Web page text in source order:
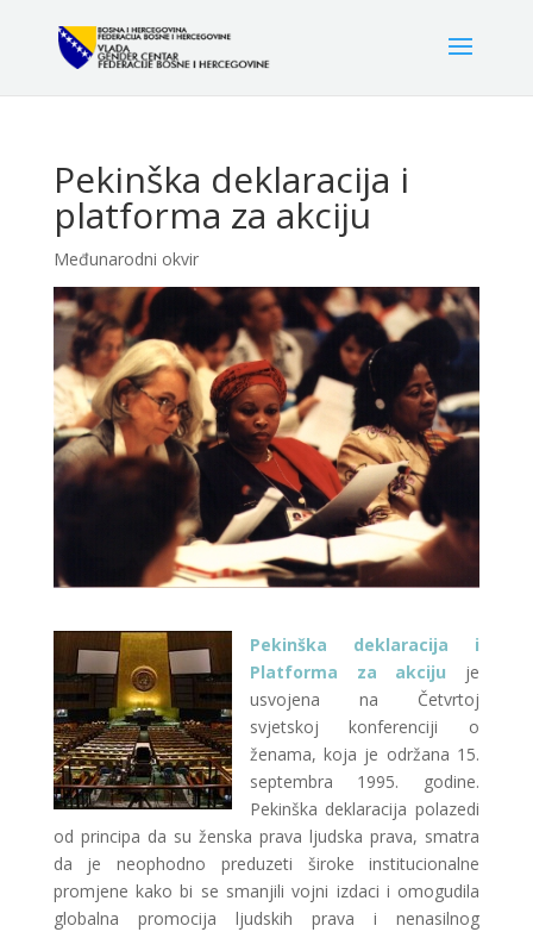
Pekinška deklaracija i
platforma za akciju
Međunarodni okvir
Pekinška deklaracija i
Platforma za akciju je
usvojena na Četvrtoj
svjetskoj konferenciji o
ženama, koja je održana 15.
septembra 1995. godine.
Pekinška deklaracija polazedi
od principa da su ženska prava ljudska prava, smatra
da je neophodno preduzeti široke institucionalne
promjene kako bi se smanjili vojni izdaci i omogudila
globalna promocija ljudskih prava i nenasilnog